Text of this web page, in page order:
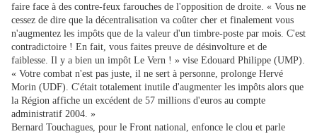
faire face à des contre-feux farouches de l'opposition de droite. « Vous ne
cessez de dire que la décentralisation va coûter cher et finalement vous
n'augmentez les impôts que de la valeur d'un timbre-poste par mois. C'est
contradictoire ! En fait, vous faites preuve de désinvolture et de
faiblesse. Il y a bien un impôt Le Vern ! » vise Edouard Philippe (UMP).
« Votre combat n'est pas juste, il ne sert à personne, prolonge Hervé
Morin (UDF). C'était totalement inutile d'augmenter les impôts alors que
la Région affiche un excédent de 57 millions d'euros au compte
administratif 2004. »
Bernard Touchagues, pour le Front national, enfonce le clou et parle